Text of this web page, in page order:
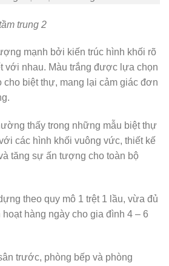
trung 2
mạnh bởi kiến trúc hình khối rõ
với nhau. Màu trắng được lựa chọn
cho biệt thự, mang lại cảm giác đơn
thấy trong những mẫu biệt thự
các hình khối vuông vức, thiết kế
tăng sự ấn tượng cho toàn bộ
theo quy mô 1 trệt 1 lầu, vừa đủ
hàng ngày cho gia đình 4 – 6
trước, phòng bếp và phòng